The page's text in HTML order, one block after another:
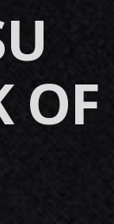
OF